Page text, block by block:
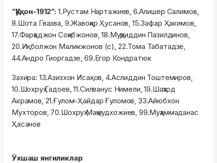
“Қўқон-1912”: 1.Рустам Нартажиев, 6.Алишер Салимов,
8.Шота Гвазва, 9.Жавоҳир Ҳусанов, 15.Зафар Ҳакимов,
17.Фарҳоджон Соҳибжонов, 18.Муҳриддин Пазилдинов,
20.Иқболжон Маликжонов (с), 22.Тома Табатадзе,
44.Андро Гиоргадзе, 69.Егор Кондратюк
Захира: 13.Азизхон Исақов, 4.Аслиддин Тоштемиров,
10.Шохруҳ Гадоев, 11.Силванус Нимели, 19.Шаҳзод
Акрамов, 21.Ғулом-Ҳайдар Ғуломов, 33.Айюбхон
Мухторов, 70.Шохруҳ Маҳмудхожиев, 99.Муҳаммаданас
Ҳасанов
Ўхшаш янгиликлар